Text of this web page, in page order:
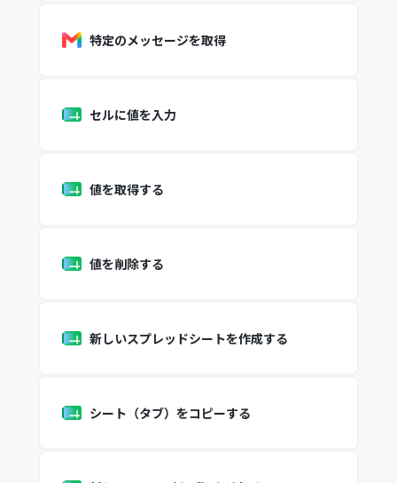
特定のメッセージを取得
セルに値を入力
値を取得する
値を削除する
新しいスプレッドシートを作成する
シート（タブ）をコピーする